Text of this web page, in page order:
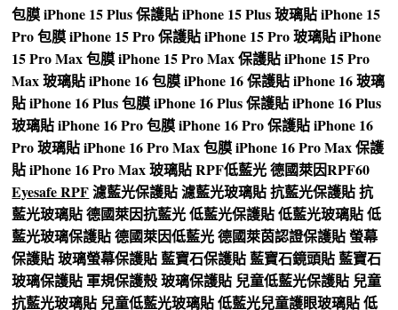
包膜iPhone 15 Plus 保護貼iPhone 15 Plus 玻璃貼iPhone 15
Pro 包膜iPhone 15 Pro 保護貼iPhone 15 Pro 玻璃貼iPhone
15 Pro Max 包膜iPhone 15 Pro Max 保護貼iPhone 15 Pro
Max 玻璃貼iPhone 16 包膜iPhone 16 保護貼iPhone 16 玻璃
貼iPhone 16 Plus 包膜iPhone 16 Plus 保護貼iPhone 16 Plus
玻璃貼iPhone 16 Pro 包膜iPhone 16 Pro 保護貼iPhone 16
Pro 玻璃貼iPhone 16 Pro Max 包膜iPhone 16 Pro Max 保護
貼iPhone 16 Pro Max 玻璃貼RPF低藍光德國萊因RPF60
Eyesafe RPF濾藍光保護貼濾藍光玻璃貼抗藍光保護貼抗
藍光玻璃貼德國萊因抗藍光低藍光保護貼低藍光玻璃貼低
藍光玻璃保護貼德國萊因低藍光德國萊茵認證保護貼螢幕
保護貼玻璃螢幕保護貼藍寶石保護貼藍寶石鏡頭貼藍寶石
玻璃保護貼 軍規保護殼玻璃保護貼 兒童低藍光保護貼 兒童
抗藍光玻璃貼 兒童低藍光玻璃貼低藍光兒童護眼玻璃貼低